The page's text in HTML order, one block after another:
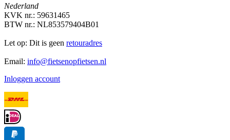
Nederland
KVK nr.: 59631465
BTW nr.: NL853579404B01
Let op: Dit is geen retouradres
Email: info@fietsenopfietsen.nl
Inloggen account